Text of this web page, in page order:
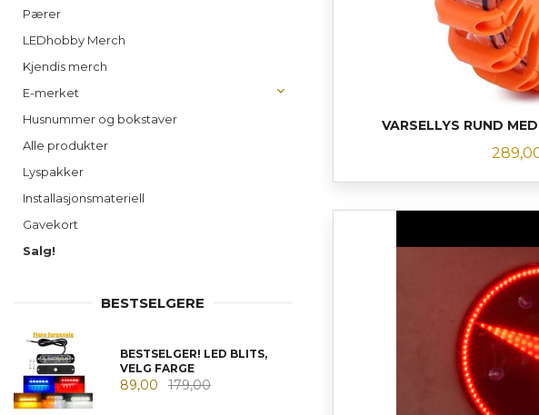
VARSELLYS RUND
Tilbud
Pærer
LEDhobby Merch
Kjendis merch
E-merket
Husnummer og bokstaver
Alle produkter
Lyspakker
Installasjonsmateriell
Gavekort
Salg!
BESTSELGERE
BESTSELGER! LED BLITS,
VELG FARGE
89,00 179,00